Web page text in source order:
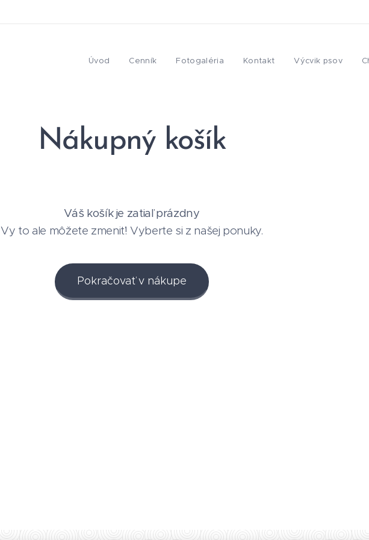
Úvod Cenník Fotogaléria Kontakt Výcvik psov
Nákupný košík
Váš košík je zatiaľ prázdny
Vy to ale môžete zmeniť! Vyberte si z našej ponuky.
Pokračovať v nákupe